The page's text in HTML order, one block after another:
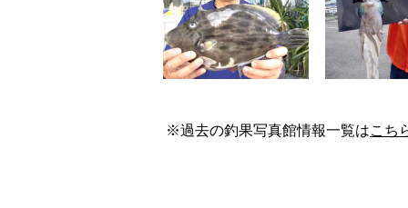
※過去の釣果写真館情報一覧はこち